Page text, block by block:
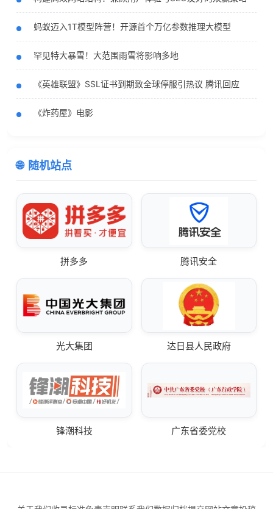
蚂蚁迈入1T模型阵营！开源首个万亿参数推理大模型
罕见特大暴雪！大范围雨雪将影响多地
《英雄联盟》SSL证书到期致全球停服引热议 腾讯回应
《炸药屋》电影
随机站点
拼多多 腾讯安全
光大集团 达日县人民政府
锋潮科技 广东省委党校